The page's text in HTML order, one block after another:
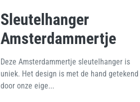
Sleutelhanger
Amsterdammertje
Deze Amsterdammertje sleutelhanger is
uniek. Het design is met de hand getekend
door onze eige...